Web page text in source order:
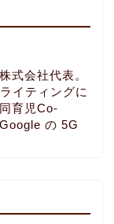
式会社代表。
イティングに
育児Co-
の 5G